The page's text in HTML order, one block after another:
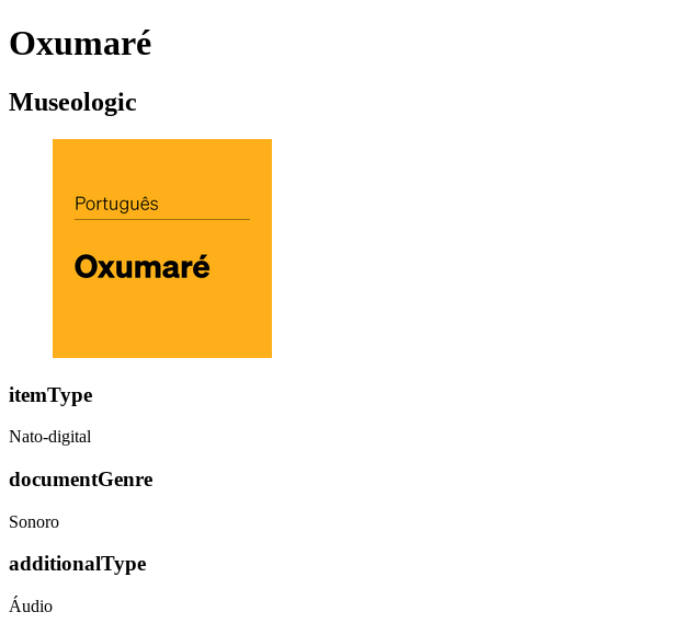
Oxumaré
Museologic
itemType
Nato-digital
documentGenre
Sonoro
additionalType
Áudio